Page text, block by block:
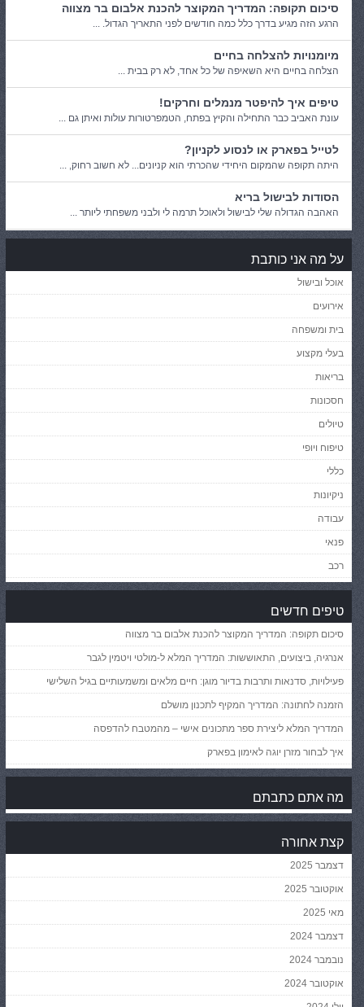
סיכום תקופה: המדריך המקוצר להכנת אלבום בר מצווה
הרגע הזה מגיע בדרך כלל כמה חודשים לפני התאריך הגדול. ...
מיומנויות להצלחה בחיים
הצלחה בחיים היא השאיפה של כל אחד, לא רק בבית ...
טיפים איך להיפטר מנמלים וחרקים!
עונת האביב כבר התחילה והקיץ בפתח, הטמפרטורות עולות ואיתן גם ...
לטייל בפארק או לנסוע לקניון?
היתה תקופה שהמקום היחידי שהכרתי הוא קניונים... לא חשוב רחוק, ...
הסודות לבישול בריא
האהבה הגדולה שלי לבישול ולאוכל תרמה לי ולבני משפחתי ליותר ...
על מה אני כותבת
אוכל ובישול
אירועים
בית ומשפחה
בעלי מקצוע
בריאות
חסכונות
טיולים
טיפוח ויופי
כללי
ניקיונות
עבודה
פנאי
רכב
טיפים חדשים
סיכום תקופה: המדריך המקוצר להכנת אלבום בר מצווה
אנרגיה, ביצועים, התאוששות: המדריך המלא ל-מולטי ויטמין לגבר
פעילויות, סדנאות ותרבות בדיור מוגן: חיים מלאים ומשמעותיים בגיל השלישי
הזמנה לחתונה: המדריך המקיף לתכנון מושלם
המדריך המלא ליצירת ספר מתכונים אישי – מהמטבח להדפסה
איך לבחור מזרן יוגה לאימון בפארק
מה אתם כתבתם
קצת אחורה
דצמבר 2025
אוקטובר 2025
מאי 2025
דצמבר 2024
נובמבר 2024
אוקטובר 2024